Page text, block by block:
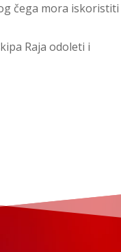
čega mora iskoristiti
Raja odoleti i